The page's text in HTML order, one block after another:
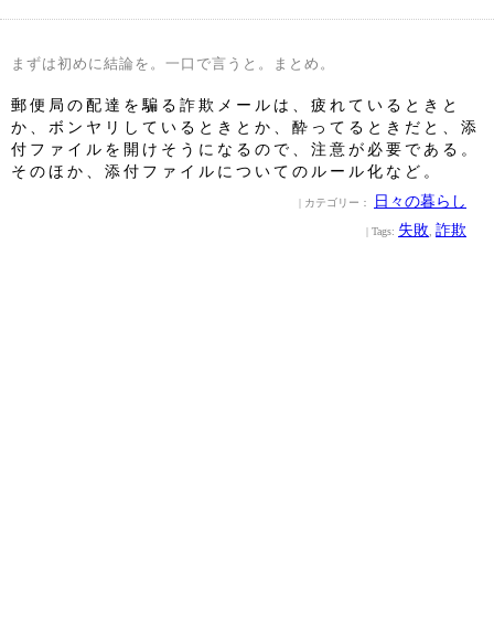
まずは初めに結論を。一口で言うと。まとめ。
郵便局の配達を騙る詐欺メールは、疲れているときと
か、ボンヤリしているときとか、酔ってるときだと、添
付ファイルを開けそうになるので、注意が必要である。
そのほか、添付ファイルについてのルール化など。
| カテゴリー： 日々の暮らし
| Tags: 失敗 詐欺